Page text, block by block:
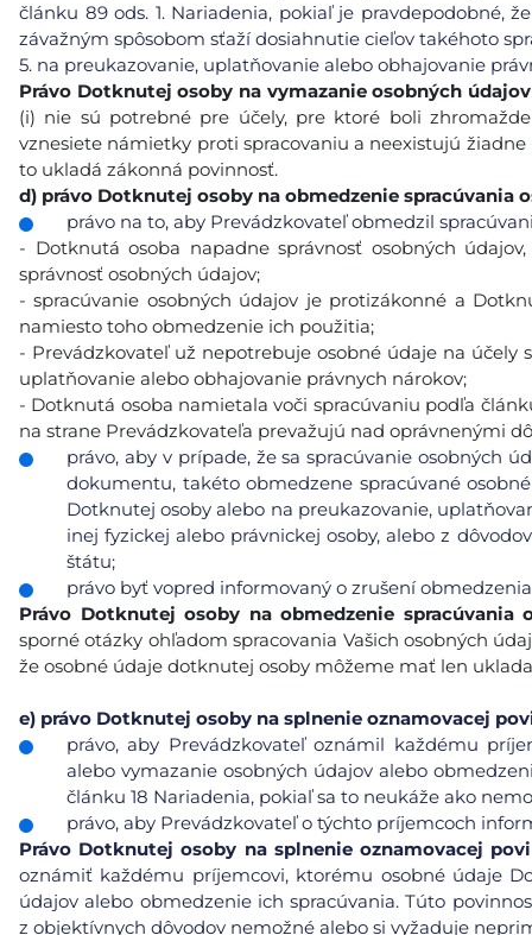
článku 89 ods. 1. Nariadenia, pokiaľ je pravdepodobné,
závažným spôsobom sťaží dosiahnutie cieľov takéhoto
5. na preukazovanie, uplatňovanie alebo obhajovanie
Právo Dotknutej osoby na vymazanie osobných údajov
(i) nie sú potrebné pre účely, pre ktoré boli
vznesiete námietky proti spracovaniu a neexistujú
to ukladá zákonná povinnosť.
d) právo Dotknutej osoby na obmedzenie spracúvania
právo na to, aby Prevádzkovateľ obmedzil
- Dotknutá osoba napadne správnosť osobných
správnosť osobných údajov;
- spracúvanie osobných údajov je protizákonné a
namiesto toho obmedzenie ich použitia;
- Prevádzkovateľ už nepotrebuje osobné údaje na
uplatňovanie alebo obhajovanie právnych nárokov;
- Dotknutá osoba namietala voči spracúvaniu podľa
na strane Prevádzkovateľa prevažujú nad oprávnenými
právo, aby v prípade, že sa spracúvanie osobných
dokumentu, takéto obmedzene spracúvané
Dotknutej osoby alebo na preukazovanie,
inej fyzickej alebo právnickej osoby, alebo z
štátu;
právo byť vopred informovaný o zrušení
Právo Dotknutej osoby na obmedzenie spracúvania
sporné otázky ohľadom spracovania Vašich osobných
že osobné údaje dotknutej osoby môžeme mať len
e) právo Dotknutej osoby na splnenie oznamovacej
právo, aby Prevádzkovateľ oznámil každému
alebo vymazanie osobných údajov alebo
článku 18 Nariadenia, pokiaľ sa to neukáže ako
právo, aby Prevádzkovateľ o týchto príjemcoch
Právo Dotknutej osoby na splnenie oznamovacej
oznámiť každému príjemcovi, ktorému osobné údaje
údajov alebo obmedzenie ich spracúvania. Túto
z objektívnych dôvodov nemožné alebo si vyžaduje